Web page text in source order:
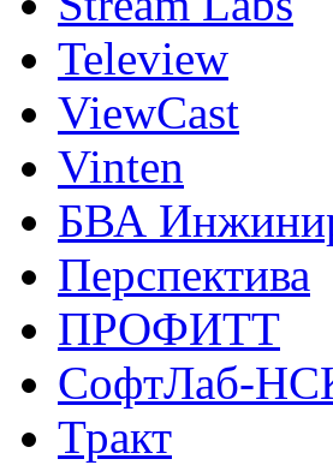
Teleview
ViewCast
Vinten
БВА
Перспектива
ПРОФИТТ
СофтЛаб-
Тракт